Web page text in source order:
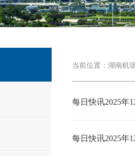
当前位置： 湖南机
每日快讯2025年
每日快讯2025年